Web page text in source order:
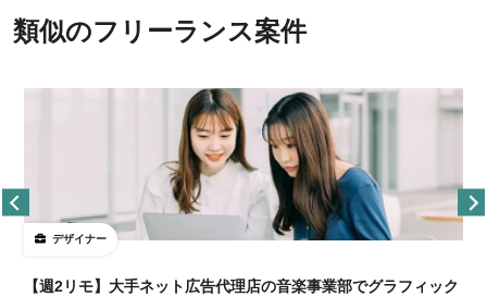
類似のフリーランス案件
デザイナー
【週2リモ】大手ネット広告代理店の音楽事業部でグラフィック